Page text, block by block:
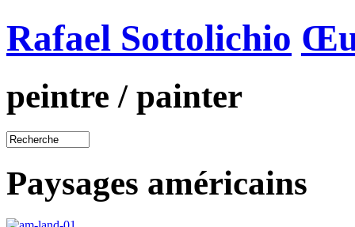
Rafael Sottolichio
peintre / painter
Paysages américains